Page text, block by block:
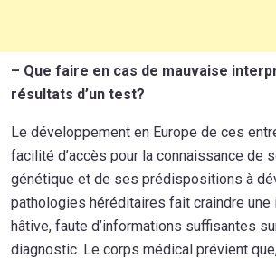
– Que faire en cas de mauvaise
résultats d’un test?
Le développement en Europe de ces
facilité d’accès pour la connaissance de
génétique et de ses prédispositions à
pathologies héréditaires fait craindre une
hâtive, faute d’informations suffisantes
diagnostic. Le corps médical prévient